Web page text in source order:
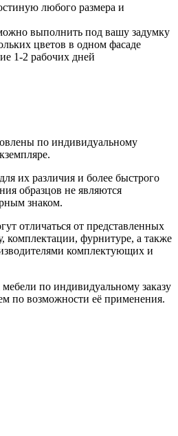
любого размера и
выполнить под вашу задумку
цветов в одном фасаде
1-2 рабочих дней
по индивидуальному
их различия и более быстрого
образцов не являются
знаком.
отличаться от представленных
комплектации, фурнитуре, а также
комплектующих и
по индивидуальному заказу
по возможности её применения.